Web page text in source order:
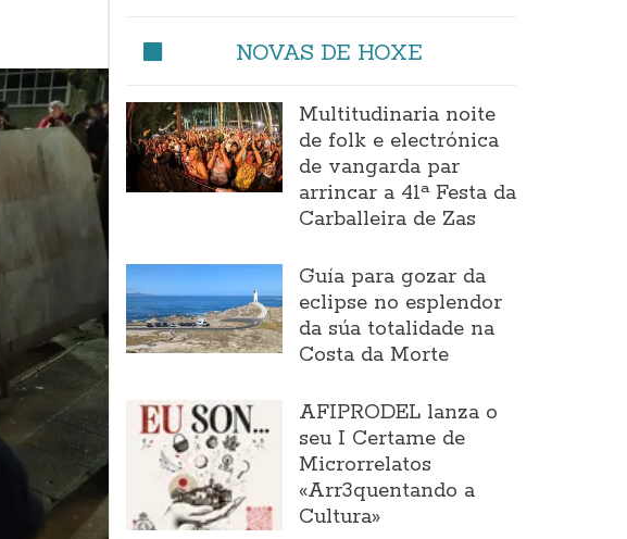
NOVAS DE HOXE
Multitudinaria noite
de folk e electrónica
de vangarda par
arrincar a 41ª Festa da
Carballeira de Zas
Guía para gozar da
eclipse no esplendor
da súa totalidade na
Costa da Morte
AFIPRODEL lanza o
seu I Certame de
Microrrelatos
«Arr3quentando a
Cultura»